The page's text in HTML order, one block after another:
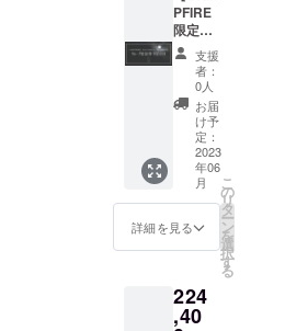
掲載方
法：文
字のみ
※支援
時、必
ず備考
欄に掲
載を希
望され
る企業
名を正
式名称
でご記
宿泊に
ご利用
いただ
ける
CAMPF
IRE限定
の先行
特別宿
泊券で
す。 こ
こまで
の割引
価格で
の宿泊
券の販
本クラ
ウド
PFIRE
限定先
行グ
ループ
宿泊
券 2泊
3日 8
名まで
宿泊可
能 最
149,600
円オ
フ】 ツ
キミチ
ランド
オープ
支援
者：
0人
お届
け予
定：
2023
年06
月
詳細を見る
こ
の
リ
タ
ー
ン
を
選
択
す
る
224
,40